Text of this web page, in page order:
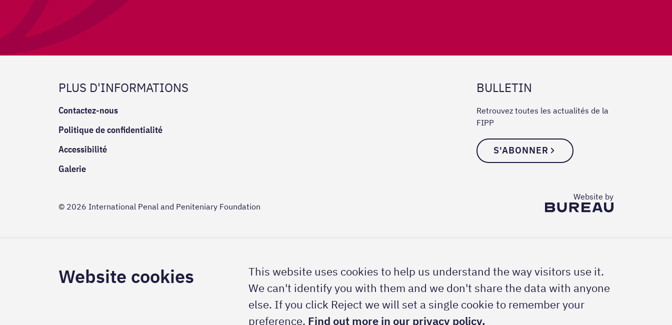
Website cookies
This website uses cookies to help us understand the way visitors use it.
We can't identify you with them and we don't share the data with anyone
else. If you click Reject we will set a single cookie to remember your
preference. Find out more in our privacy policy.
PLUS D'INFORMATIONS
Contactez-nous
Politique de confidentialité
Accessibilité
Galerie
BULLETIN
Retrouvez toutes les actualités de la
FIPP
S'ABONNER
© 2026 International Penal and Peniteniary Foundation
Website byThe Bureau